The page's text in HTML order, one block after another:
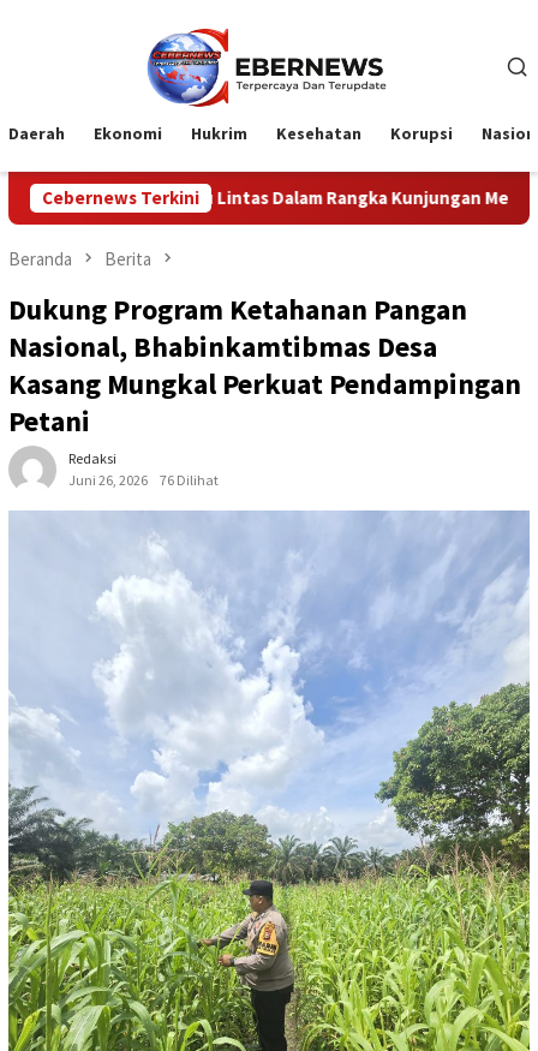
Daerah Ekonomi Hukrim Kesehatan Korupsi
Cebernews Terkini
Dalam Rangka Kunjungan Menteri Pertahanan RI
Beranda Berita
Dukung Program Ketahanan Pangan
Nasional, Bhabinkamtibmas Desa
Kasang Mungkal Perkuat Pendampingan
Petani
Redaksi
Juni 26, 2026
76 Dilihat